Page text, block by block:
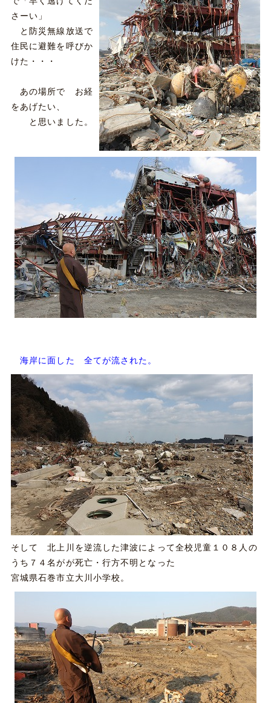
さーい」
と防災無線放送で
住民に避難を呼びか
けた・・・
あの場所で お経
をあげたい、
と思いました。
海岸に面した 全てが流された。
そして 北上川を逆流した津波によって全校児童１０８人の
うち７４名がが死亡・行方不明となった
宮城県石巻市立大川小学校。